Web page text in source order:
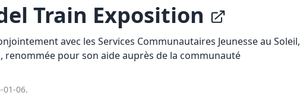
Train Exposition
avec les Services Communautaires Jeunesse au Soleil,
renommée pour son aide auprès de la communauté
01-06.
X Fermer Envoyez